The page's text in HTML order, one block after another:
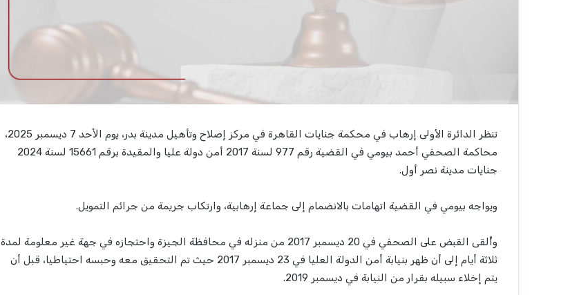
تنظر الدائرة الأولى إرهاب في محكمة جنايات القاهرة في مركز إصلاح وتأهيل مدينة بدر، يوم اﻷحد 7 ديسمبر 2025،
محاكمة الصحفي أحمد بيومي في القضية رقم 977 لسنة 2017 أمن دولة عليا والمقيدة برقم 15661 لسنة 2024
جنايات مدينة نصر أول.
ويواجه بيومي في القضية اتهامات بالانضمام إلى جماعة إرهابية، وارتكاب جريمة من جرائم التمويل.
وأُلقى القبض على الصحفي في 20 ديسمبر 2017 من منزله في محافظة الجيزة واحتجازه في جهة غير معلومة لمدة
ثلاثة أيام إلى أن ظهر بنيابة أمن الدولة العليا في 23 ديسمبر 2017 حيث تم التحقيق معه وحبسه احتياطيا، قبل أن
يتم إخلاء سبيله بقرار من النيابة في ديسمبر 2019.